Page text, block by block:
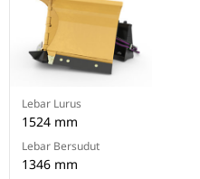
Lebar Lurus
1524 mm
Lebar Bersudut
1346 mm